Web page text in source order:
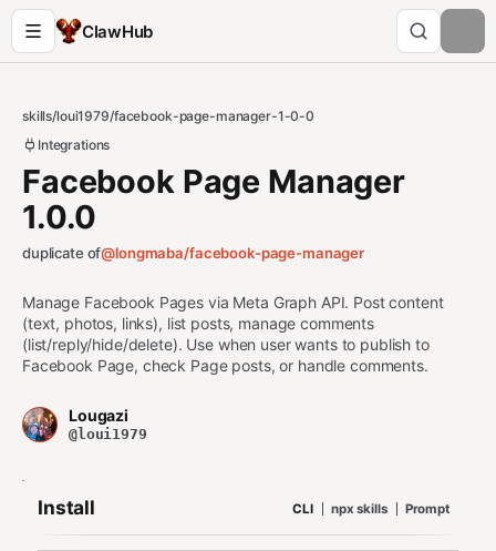
ClawHub
skills/loui1979/facebook-page-manager-1-0-0
Integrations
Facebook Page Manager
1.0.0
duplicate of@longmaba/facebook-page-manager
Manage Facebook Pages via Meta Graph API. Post content
(text, photos, links), list posts, manage comments
(list/reply/hide/delete). Use when user wants to publish to
Facebook Page, check Page posts, or handle comments.
Lougazi
@loui1979
Install CLI npx skills Prompt